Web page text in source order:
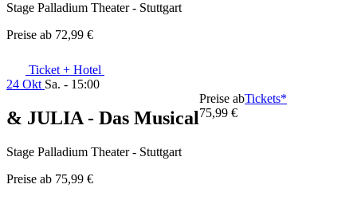
Stage Palladium Theater - Stuttgart
Preise ab 72,99 €
Ticket + Hotel
24 Okt Sa. - 15:00
& JULIA - Das Musical
Stage Palladium Theater - Stuttgart
Preise ab 75,99 €
Preise ab
75,99 €
Tickets*